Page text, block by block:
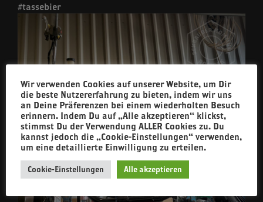
#tassebier
Wir verwenden Cookies auf unserer Website, um Dir
die beste Nutzererfahrung zu bieten, indem wir uns
an Deine Präferenzen bei einem wiederholten Besuch
erinnern. Indem Du auf „Alle akzeptieren“ klickst,
stimmst Du der Verwendung ALLER Cookies zu. Du
kannst jedoch die „Cookie-Einstellungen“ verwenden,
um eine detaillierte Einwilligung zu erteilen.
Cookie-Einstellungen Alle akzeptieren